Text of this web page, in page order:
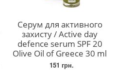
Серум для активного
захисту / Active day
defence serum SPF 20
Olive Oil of Greece 30 ml
151 грн.